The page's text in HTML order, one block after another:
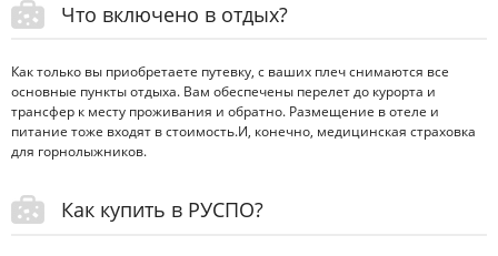
Что включено в отдых?
Как только вы приобретаете путевку, с ваших плеч снимаются все
основные пункты отдыха. Вам обеспечены перелет до курорта и
трансфер к месту проживания и обратно. Размещение в отеле и
питание тоже входят в стоимость.И, конечно, медицинская страховка
для горнолыжников.
Как купить в РУСПО?